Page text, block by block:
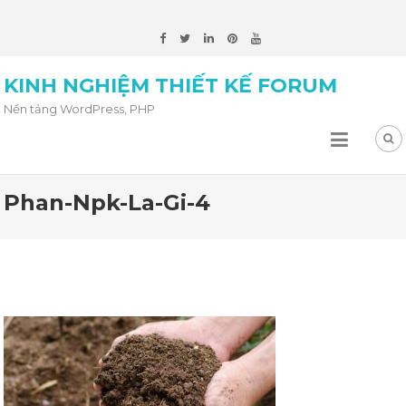
KINH NGHIỆM THIẾT KẾ FORUM
Nền tảng WordPress, PHP
Phan-Npk-La-Gi-4